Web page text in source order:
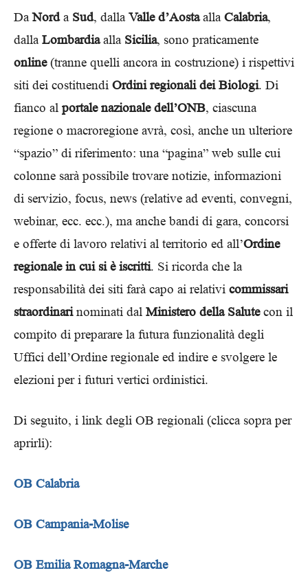
DaNorda Sud, dallaValle d’AostaallaCalabria,
dallaLombardiaalla Sicilia, sono praticamente
online(tranne quelli ancora in costruzione) i rispettivi
siti dei costituendi Ordini regionali dei Biologi. Di
fianco al portale nazionale dell’ONB, ciascuna
regione o macroregione avrà, così, anche un ulteriore
“spazio” di riferimento: una “pagina” web sulle cui
colonne sarà possibile trovare notizie, informazioni
di servizio, focus, news (relative ad eventi, convegni,
webinar, ecc. ecc.), ma anche bandi di gara, concorsi
e offerte di lavoro relativi al territorio ed all’Ordine
regionale in cui si è iscritti. Si ricorda che la
responsabilità dei siti farà capo ai relativi commissari
straordinarinominati dal Ministero della Salutecon il
compito di preparare la futura funzionalità degli
Uffici dell’Ordine regionale ed indire e svolgere le
elezioni per i futuri vertici ordinistici.
Di seguito, i link degli OB regionali (clicca sopra per
aprirli):
OB Calabria
OB Campania-Molise
OB Emilia Romagna-Marche